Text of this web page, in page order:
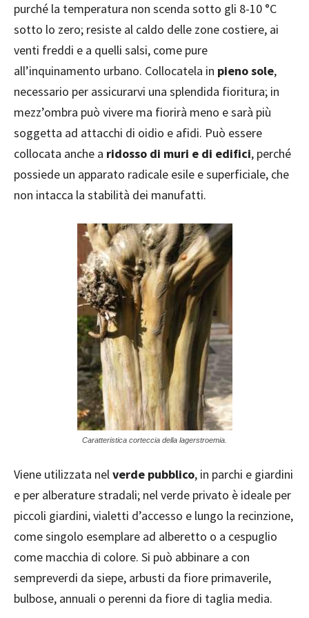
purché la temperatura non scenda sotto gli 8-10 °C
sotto lo zero; resiste al caldo delle zone costiere, ai
venti freddi e a quelli salsi, come pure
all’inquinamento urbano. Collocatela in pieno sole,
necessario per assicurarvi una splendida fioritura; in
mezz’ombra può vivere ma fiorirà meno e sarà più
soggetta ad attacchi di oidio e afidi. Può essere
collocata anche a ridosso di muri e di edifici, perché
possiede un apparato radicale esile e superficiale, che
non intacca la stabilità dei manufatti.
Caratteristica corteccia della lagerstroemia.
Viene utilizzata nelverde pubblico, in parchi e giardini
e per alberature stradali; nel verde privato è ideale per
piccoli giardini, vialetti d’accesso e lungo la recinzione,
come singolo esemplare ad alberetto o a cespuglio
come macchia di colore. Si può abbinare a con
sempreverdi da siepe, arbusti da fiore primaverile,
bulbose, annuali o perenni da fiore di taglia media.